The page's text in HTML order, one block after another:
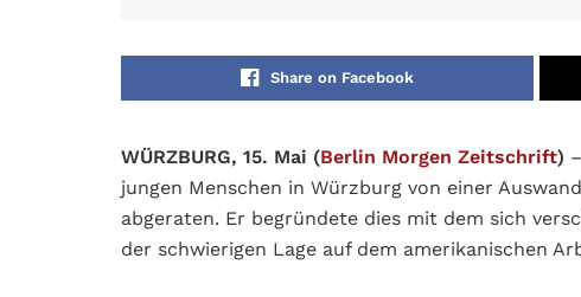
Share on Facebook
WÜRZBURG, 15. Mai (Berlin Morgen Zeitschrift)
jungen Menschen in Würzburg von einer
abgeraten. Er begründete dies mit dem sich
der schwierigen Lage auf dem amerikanischen